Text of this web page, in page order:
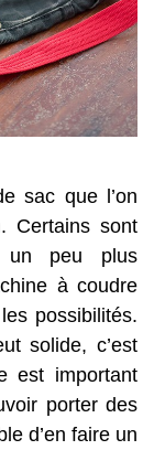
sac que l’on
Certains sont
un peu plus
à coudre
possibilités.
solide, c’est
est important
porter des
d’en faire un